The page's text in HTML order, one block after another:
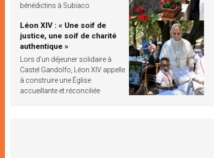
bénédictins à Subiaco
Léon XIV : « Une soif de
justice, une soif de charité
authentique »
Lors d’un déjeuner solidaire à
Castel Gandolfo, Léon XIV appelle
à construire une Église
accueillante et réconciliée